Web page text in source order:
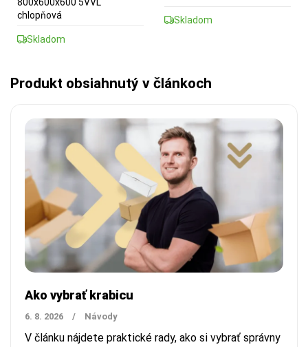
chlopňová
Skladom
Skladom
Produkt obsiahnutý v článkoch
Ako vybrať krabicu
6. 8. 2026 / Návody
V článku nájdete praktické rady, ako si vybrať správny